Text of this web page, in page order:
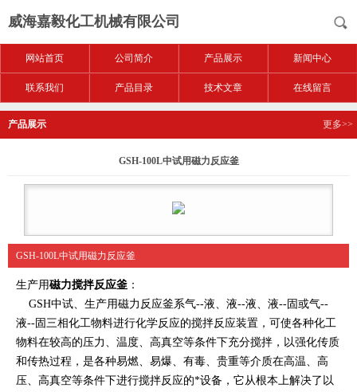
威海嘉毅化工机械有限公司
网站首页 公司简介 产品展示 新闻中心
联系我们 产品目录 技术文章 在线留言
产品展示 更多>>
GSH-100L中试用磁力反应釜
GSH-100L中试用磁力反应釜
生产用磁力搅拌反应釜 ：
GSH中试、生产用磁力反应釜系气--液、液--液、液--固或气--
液--固三相化工物料进行化学反应的搅拌反应装置，可使各种化工
物料在较高的压力、温度、高真空等条件下充分搅拌，以强化传质
和传热过程，是各种易燃、易爆、有毒、贵重等介质在高温、高
压、高真空等条件下进行搅拌反应的*设备，它从根本上解决了以